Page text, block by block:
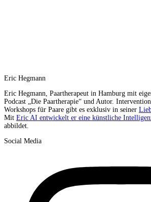
Eric Hegmann
Eric Hegmann, Paartherapeut in Hamburg mit
Podcast „Die Paartherapie“ und Autor.
Workshops für Paare gibt es exklusiv in seiner
Mit Eric AI entwickelt er eine künstliche
abbildet.
Social Media